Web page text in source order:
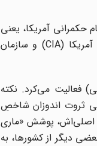
حکمرانی آمریکا، یعنی
» و تعدادی دیگر از ثروت سالاران بزرگ یهودی و با مشارکت سازمان اطلاعات مرکزی آمریکا (CIA) و سازمان
فعالیت می‌کرد. نکته
ثروت اندوزان شاخصِ
و لو رفتن ماهیت اصلی‌اش، پوشش «ماری
دیگر از کشورها، به